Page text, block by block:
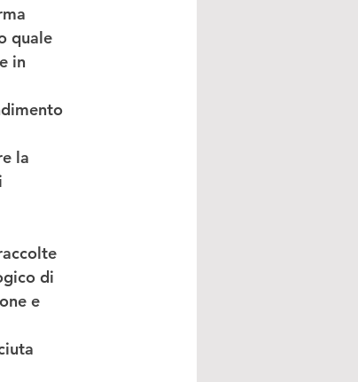
quale
in
la
di
e